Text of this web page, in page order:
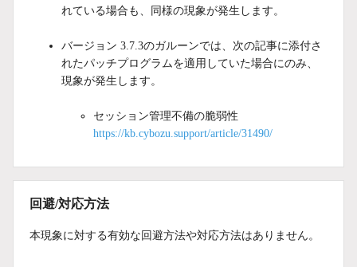
れている場合も、同様の現象が発生します。
バージョン 3.7.3のガルーンでは、次の記事に添付さ
れたパッチプログラムを適用していた場合にのみ、
現象が発生します。
セッション管理不備の脆弱性
https://kb.cybozu.support/article/31490/
回避/対応方法
本現象に対する有効な回避方法や対応方法はありません。